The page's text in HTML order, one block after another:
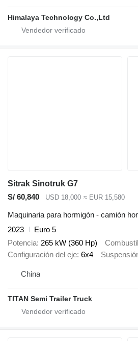
Himalaya Technology Co.,Ltd
Sitrak Sinotruk G7
S/ 60,840
USD 18,000 ≈ EUR 15,580
Maquinaria para hormigón - camión
2023
Euro 5
Potencia 265 kW (360 Hp)
Configuración del eje 6x4
China
TITAN Semi Trailer Truck